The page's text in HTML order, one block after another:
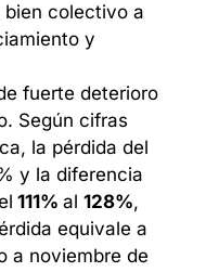
bien colectivo a
y
fuerte deterioro
Según cifras
la pérdida del
y la diferencia
111%al128%,
equivale a
a noviembre de